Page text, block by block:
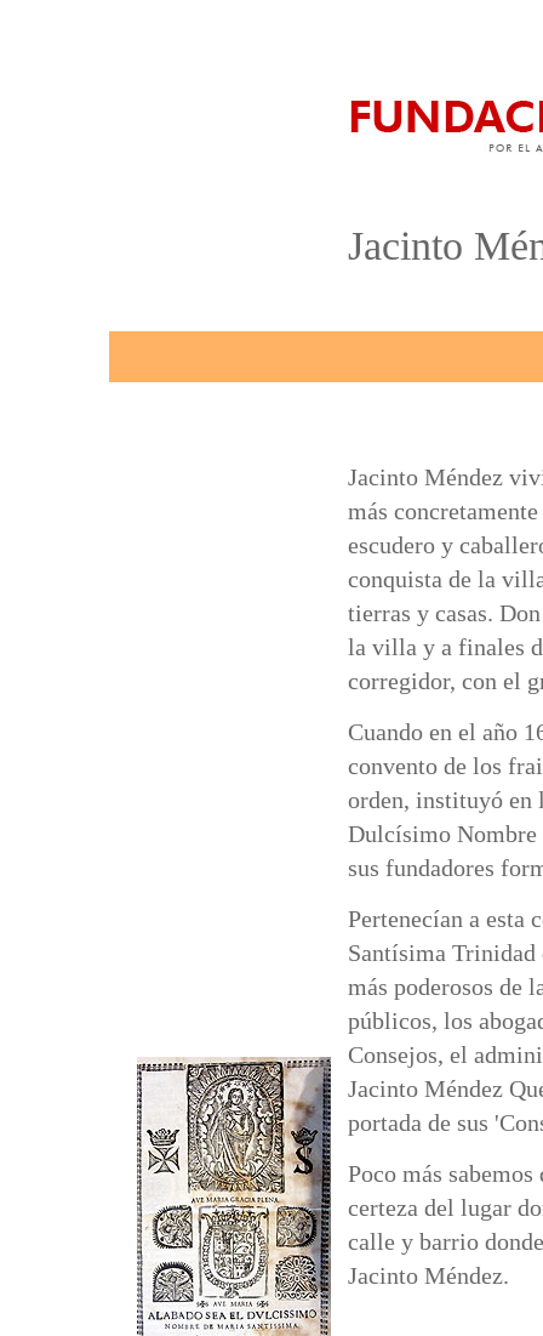
Jacinto
Jacinto Méndez
más
escudero y
conquista de la
tierras y casas.
la villa y a finales
corregidor, con el
Cuando en el año
convento de los
orden, instituyó en
Dulcísimo Nombre
sus fundadores
Pertenecían a esta
Santísima Trinidad
más poderosos de
públicos, los
Consejos, el
Jacinto Méndez
portada de sus
Poco más
certeza del lugar
calle y barrio
Jacinto Méndez.